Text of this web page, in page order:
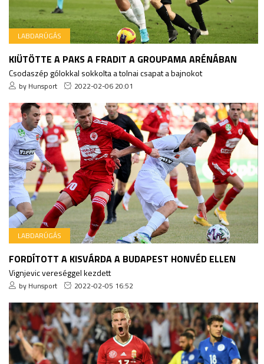
LABDARÚGÁS
KIÜTÖTTE A PAKS A FRADIT A GROUPAMA ARÉNÁBAN
Csodaszép gólokkal sokkolta a tolnai csapat a bajnokot
by Hunsport 2022-02-06 20:01
LABDARÚGÁS
FORDÍTOTT A KISVÁRDA A BUDAPEST HONVÉD ELLEN
Vignjevic vereséggel kezdett
by Hunsport 2022-02-05 16:52